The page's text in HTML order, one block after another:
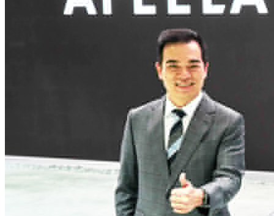
网站使用条例 隐私权声明
全球服务据点 苏ICP备
32059002002658号
© 2025 AUO
我们重视您的隐私
点击「全部接受」即表